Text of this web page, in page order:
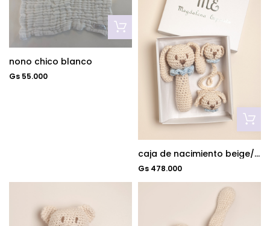
nono chico blanco
Gs 55.000
caja de nacimiento beige/azul
Gs 478.000